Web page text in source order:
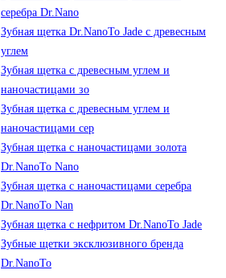
серебра Dr.Nano
Зубная щетка Dr.NanoTo Jade с древесным
углем
Зубная щетка с древесным углем и
наночастицами зо
Зубная щетка с древесным углем и
наночастицами сер
Зубная щетка с наночастицами золота
Dr.NanoTo Nano
Зубная щетка с наночастицами серебра
Dr.NanoTo Nan
Зубная щетка с нефритом Dr.NanoTo Jade
Зубные щетки эксклюзивного бренда
Dr.NanoTo